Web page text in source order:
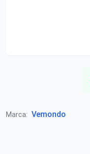
Marca: Vemondo